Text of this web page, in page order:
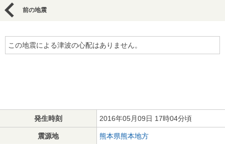
前の地震
この地震による津波の心配はありません。
発生時刻 2016年05月09日 17時04分頃
震源地 熊本県熊本地方